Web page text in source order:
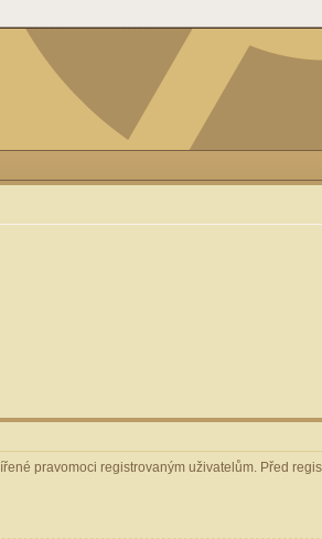
pravomoci registrovaným uživatelům. Před